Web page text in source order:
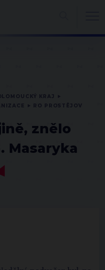
znělo
Masaryka